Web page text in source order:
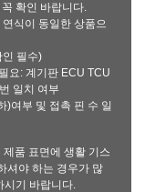
확인 바랍니다.
식이 동일한 상품으
필수)
요: 계기판 ECU TCU
일치 여부
여부 및 접촉 핀 수 일
품 표면에 생활 기스
셔야 하는 경우가 많
시기 바랍니다.